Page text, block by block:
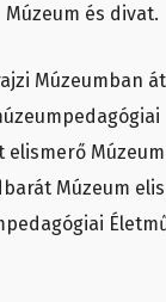
Múzeum és divat.
Múzeumban
elismerő
Múzeum